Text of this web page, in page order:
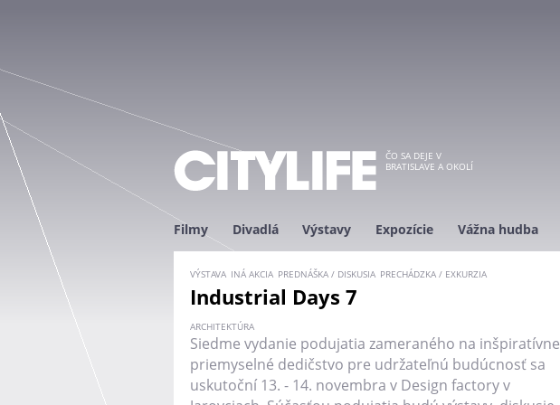
ČO SA DEJE V
BRATISLAVE A OKOLÍ
Filmy Divadlá Výstavy Expozície Vážna hudba
VÝSTAVA INÁ AKCIA PREDNÁŠKA / DISKUSIA PRECHÁDZKA / EXKURZIA
Industrial Days 7
ARCHITEKTÚRA
Siedme vydanie podujatia zameraného na inšpiratívne
priemyselné dedičstvo pre udržateľnú budúcnosť sa
uskutoční 13. - 14. novembra v Design factory v